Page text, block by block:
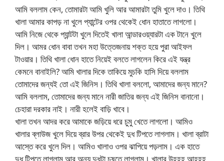
আমি বললাম কেন, তোমারটা আমি খুলি আর আমারটা তুমি খুলে দাও। তিথি
খালা আমার কাপড় না খুলে প্যান্টের ওপর থেকেই ধোন হাতাতে লাগলো।
আমি নিজে থেকে প্যান্টটা খুলে দিতেই খালা আন্ডারওয়্যারটা এক টানে খুলে
দিল। আমর ধোন বাবা তখন মহা উত্তেজনায় শক্ত হয়ে পুরা আইফল
টাওয়ার। তিথি খালা ধোন হাতে নিয়েই বলতে লাগলেন কিরে এই যন্ত্র
কেমনে বানাইলি? আমি খালার দিকে তাকিয়ে মুচকি হাসি দিয়ে বললাম
তোমাদের জন্যই তো এই জিনিস। তিথি খালা বললো, আমাদের জন্য মানে?
আমি বললাম, তোমাদের জন্য মানে নারী জাতির জন্য এই জিনিস বানানো।
চেহারা দরকার নাই। নারী হলেই বাড়ি খাবে।
খালা তখন আদর করে আমাকে জড়িয়ে ধরে চুমু খেতে লাগলো। আমিও
খালার ব্লাউজ খুলে দিয়ে ব্রার উপর থেকেই দুধ টিপতে লাগলাম। খালা ব্রাটা
আস্তে করে খুলে দিল। আমিও খালাও ওপর ঝাপিয়ে পড়লাম। এক হাতে
দুধ টিপতে লাগলাম আর অন্য দুধটা চুষতে লাগলাম। খালার উহহহ আহহহ